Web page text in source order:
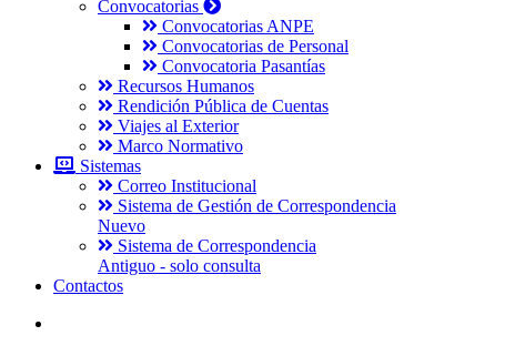
Convocatorias
Convocatorias ANPE
Convocatorias de Personal
Convocatoria Pasantías
Recursos Humanos
Rendición Pública de Cuentas
Viajes al Exterior
Marco Normativo
Sistemas
Correo Institucional
Sistema de Gestión de Correspondencia
Nuevo
Sistema de Correspondencia
Antiguo - solo consulta
Contactos